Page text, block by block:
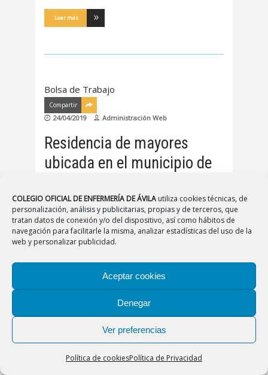
COLEGIO OFICIAL DE ENFERMERÍA DE ÁVILA utiliza cookies técnicas, de
personalización, análisis y publicitarias, propias y de terceros, que
tratan datos de conexión y/o del dispositivo, así como hábitos de
navegación para facilitarle la misma, analizar estadísticas del uso de la
web y personalizar publicidad.
Aceptar cookies
Denegar
Ver preferencias
Política de cookiesPolítica de Privacidad
Leer más
Bolsa de Trabajo
Compartir
24/04/2019 Administración Web
Residencia de mayores
ubicada en el municipio de
Enfermera/o.
Residencia de mayores ubicada en el municipio
de El Álamo (Madrid) precisa
Leer más
Bolsa de Trabajo
17/04/2019 Administración Web